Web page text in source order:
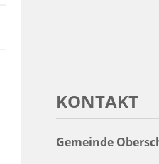
KONTAKT
Gemeinde